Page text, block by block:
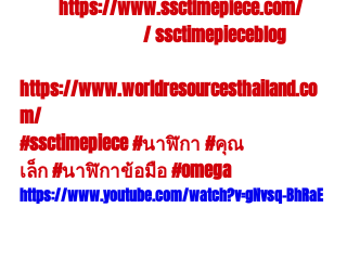
https://www.ssctimepiece.com/
/ ssctimepieceblog
https://www.worldresourcesthailand.co
m/ ด้วยคร้าบบ มาชมนาฬิกากันได้
#ssctimepiece#นาฬิกา #คุณ
เล็ก#นาฬิกาข้อมือ#omega
https://www.youtube.com/watch?v=gNvsq-BhRaE